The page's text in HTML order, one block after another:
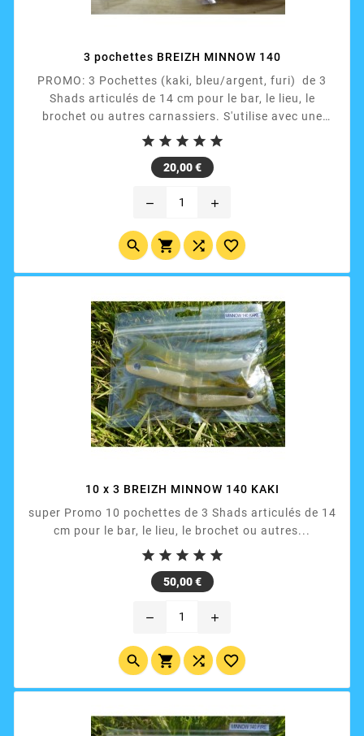
3 pochettes BREIZH MINNOW 140
PROMO: 3 Pochettes (kaki, bleu/argent, furi) de 3
Shads articulés de 14 cm pour le bar, le lieu, le
brochet ou autres carnassiers. S'utilise avec une
monture ARMORVIF 18 à 40 g ou la tête plombée de
    
20,00 € Prix
remove add
   
10 x 3 BREIZH MINNOW 140 KAKI
super Promo 10 pochettes de 3 Shads articulés de 14
cm pour le bar, le lieu, le brochet ou autres...
    
50,00 € Prix
remove add
   